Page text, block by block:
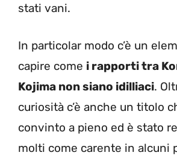
stati vani.
In particolar modo c’è un
capire come i rapporti tra
Kojima non siano idilliaci.
curiosità c’è anche un titolo
convinto a pieno ed è stato
molti come carente in alcuni